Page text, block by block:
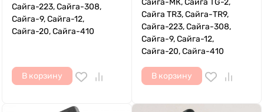
Сайга-223, Сайга-308,
Сайга-9, Сайга-12,
Сайга-20, Сайга-410
В корзину
Сайга TR3, Сайга-TR9,
Сайга-223, Сайга-308,
Сайга-9, Сайга-12,
Сайга-20, Сайга-410
В корзину